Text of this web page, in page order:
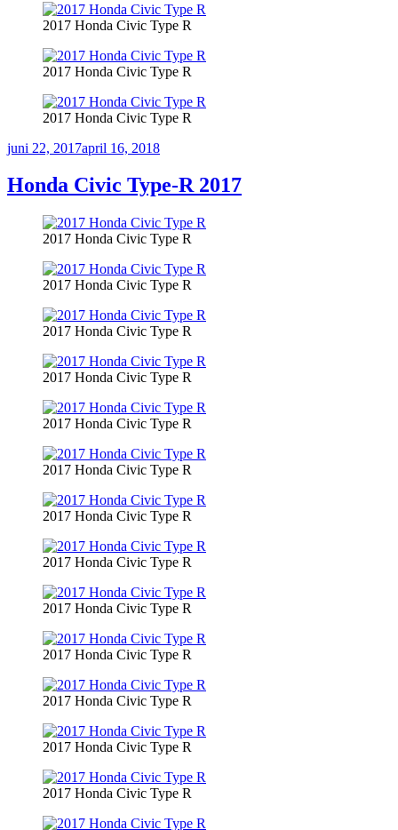
2017 Honda Civic Type R
2017 Honda Civic Type R
2017 Honda Civic Type R
Publicerat
juni 22, 2017april 16, 2018
Honda Civic Type-R 2017
2017 Honda Civic Type R
2017 Honda Civic Type R
2017 Honda Civic Type R
2017 Honda Civic Type R
2017 Honda Civic Type R
2017 Honda Civic Type R
2017 Honda Civic Type R
2017 Honda Civic Type R
2017 Honda Civic Type R
2017 Honda Civic Type R
2017 Honda Civic Type R
2017 Honda Civic Type R
2017 Honda Civic Type R